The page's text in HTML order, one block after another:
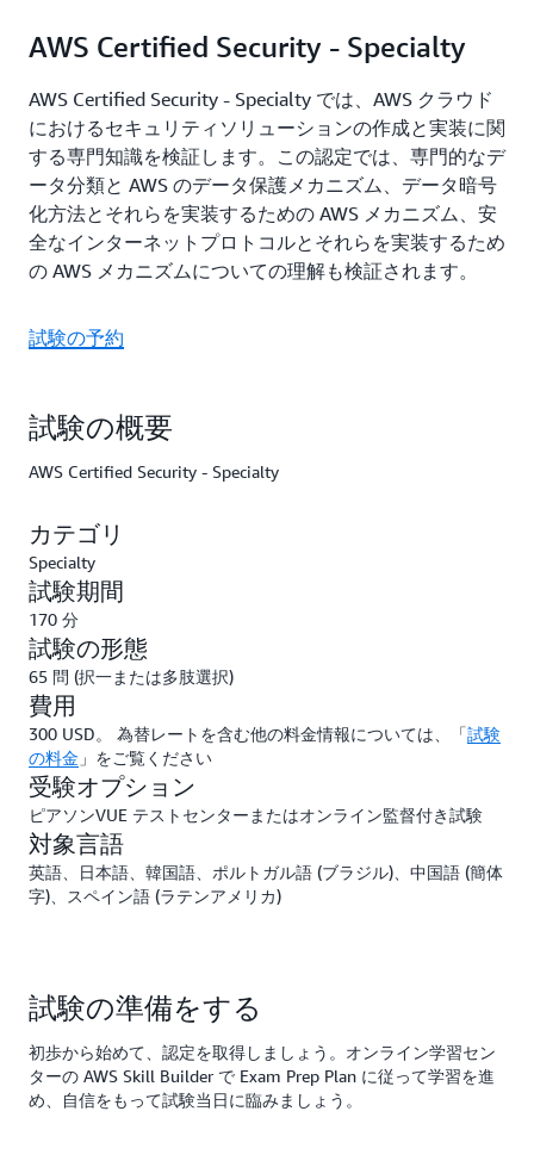
AWS Certified Security - Specialty
AWS Certified Security - Specialty では、AWS クラウド
におけるセキュリティソリューションの作成と実装に関
する専門知識を検証します。この認定では、専門的なデ
ータ分類と AWS のデータ保護メカニズム、データ暗号
化方法とそれらを実装するための AWS メカニズム、安
全なインターネットプロトコルとそれらを実装するため
の AWS メカニズムについての理解も検証されます。
試験の予約
試験の概要
AWS Certified Security - Specialty
カテゴリ
Specialty
試験期間
170 分
試験の形態
65 問 (択一または多肢選択)
費用
300 USD。 為替レートを含む他の料金情報については、「試験
の料金 」をご覧ください
受験オプション
ピアソンVUE テストセンターまたはオンライン監督付き試験
対象言語
英語、日本語、韓国語、ポルトガル語 (ブラジル)、中国語 (簡体
字)、スペイン語 (ラテンアメリカ)
試験の準備をする
初歩から始めて、認定を取得しましょう。オンライン学習セン
ターの AWS Skill Builder で Exam Prep Plan に従って学習を進
め、自信をもって試験当日に臨みましょう。